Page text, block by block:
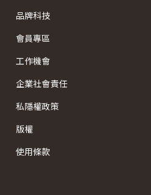
品牌科技
會員專區
工作機會
企業社會責任
私隱權政策
版權
使用條款